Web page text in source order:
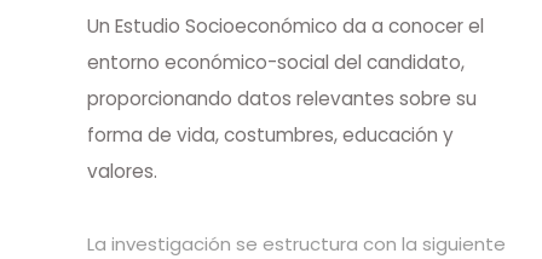
Un Estudio Socioeconómico da a conocer el
entorno económico-social del candidato,
proporcionando datos relevantes sobre su
forma de vida, costumbres, educación y
valores.
La investigación se estructura con la siguiente